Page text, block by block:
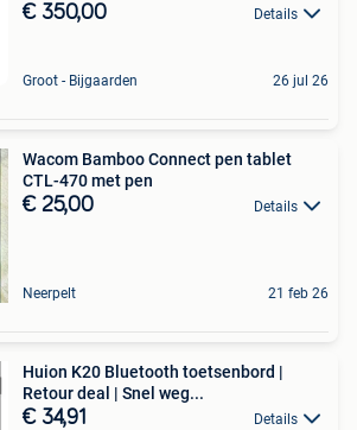
€ 350,00 Details
Groot - Bijgaarden 26 jul 26
Wacom Bamboo Connect pen tablet
CTL-470 met pen
€ 25,00 Details
Neerpelt 21 feb 26
Huion K20 Bluetooth toetsenbord |
Retour deal | Snel weg...
€ 34,91 Details